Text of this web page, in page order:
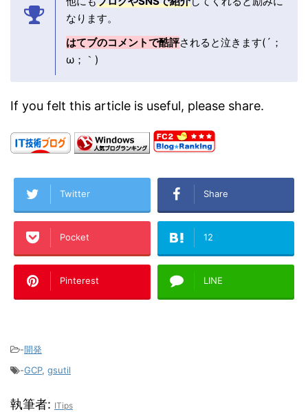
なります。
はてブのコメントで酷評されると泣きます(´；
ω；｀)
If you felt this article is useful, please share.
Twitter Share
Pocket 12
Pinterest LINE
-開発
-GCP, gsutil
執筆者: ITips